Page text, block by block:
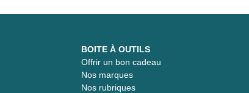
BOITE À OUTILS
Offrir un bon cadeau
Nos marques
Nos rubriques